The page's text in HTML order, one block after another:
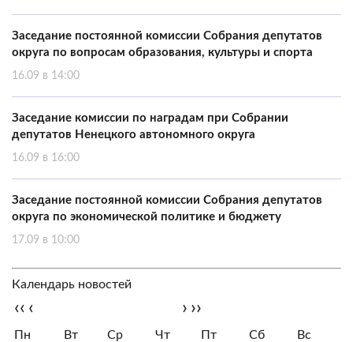
Заседание постоянной комиссии Собрания депутатов
округа по вопросам образования, культуры и спорта
16.09 в 14:00
Заседание комиссии по наградам при Собрании
депутатов Ненецкого автономного округа
16.09 в 16:00
Заседание постоянной комиссии Собрания депутатов
округа по экономической политике и бюджету
17.09 в 10:00
Календарь новостей
‹‹ ‹ › ››
Пн Вт Ср Чт Пт Сб Вс